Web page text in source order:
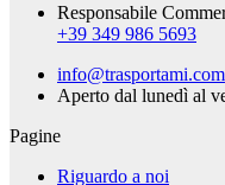
Responsabile
+39 349 986 5693
info@trasportami.com
Aperto dal lunedì al
Pagine
Riguardo a noi